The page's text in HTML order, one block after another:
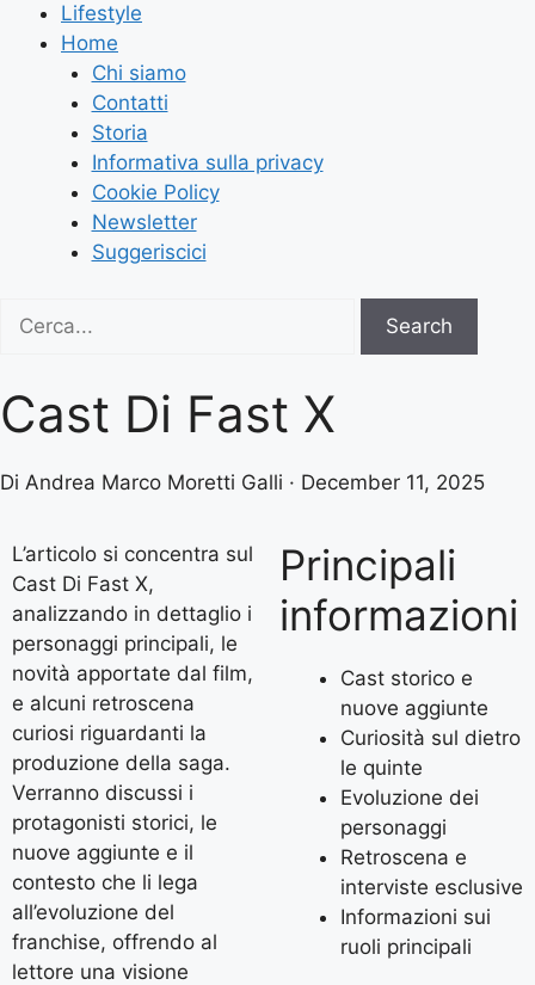
Lifestyle
Home
Chi siamo
Contatti
Storia
Informativa sulla privacy
Cookie Policy
Newsletter
Suggeriscici
for:
Search
Cast Di Fast X
Di Andrea Marco Moretti Galli · December 11, 2025
L’articolo si concentra sul
Cast Di Fast X,
analizzando in dettaglio i
personaggi principali, le
novità apportate dal film,
e alcuni retroscena
curiosi riguardanti la
produzione della saga.
Verranno discussi i
protagonisti storici, le
nuove aggiunte e il
contesto che li lega
all’evoluzione del
franchise, offrendo al
lettore una visione
Principali
informazioni
Cast storico e
nuove aggiunte
Curiosità sul dietro
le quinte
Evoluzione dei
personaggi
Retroscena e
interviste esclusive
Informazioni sui
ruoli principali